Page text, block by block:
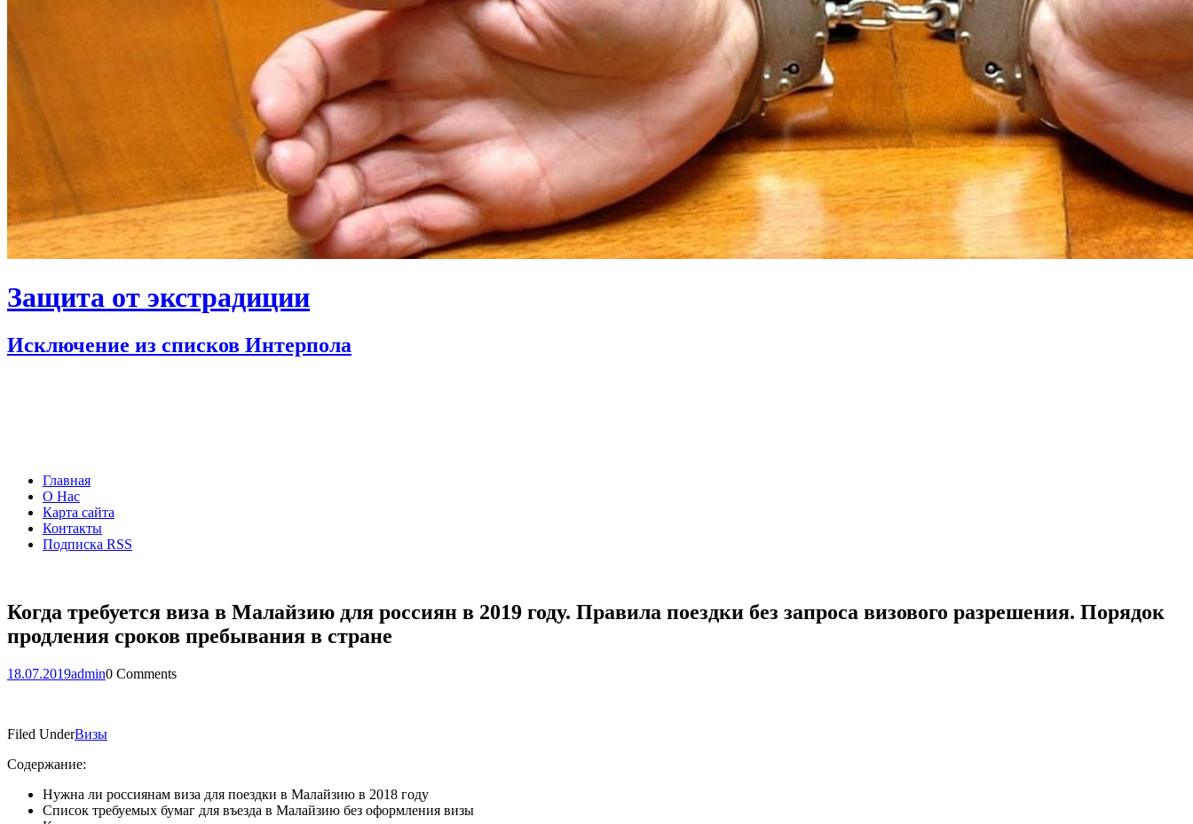
Защита от экстрадиции
Исключение из списков Интерпола
Главная
О Нас
Карта сайта
Контакты
Подписка RSS
Когда требуется виза в Малайзию для россиян в 2019 году. Правила поездки без запроса визового разрешения. Порядок
продления сроков пребывания в стране
18.07.2019admin0 Comments
Filed UnderВизы
Содержание:
Нужна ли россиянам виза для поездки в Малайзию в 2018 году
Список требуемых бумаг для въезда в Малайзию без оформления визы